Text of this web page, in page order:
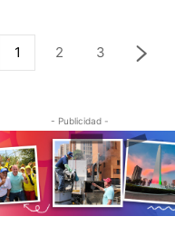
1 2 3
- Publicidad -